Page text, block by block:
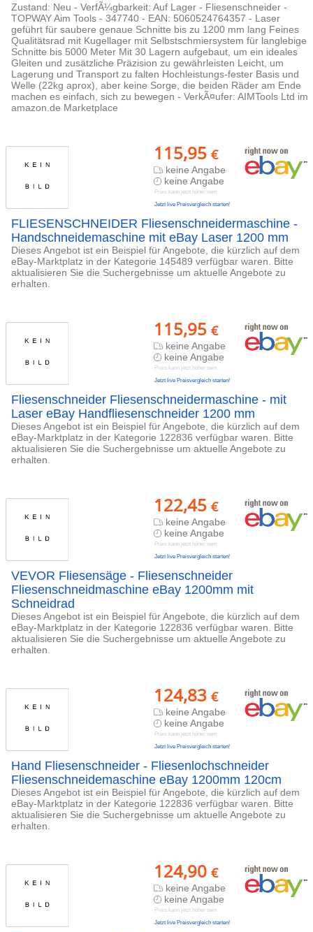
Zustand: Neu - VerfÃ¼gbarkeit: Auf Lager - Fliesenschneider -
TOPWAY Aim Tools - 347740 - EAN: 5060524764357 - Laser
geführt für saubere genaue Schnitte bis zu 1200 mm lang Feines
Qualitätsrad mit Kugellager mit Selbstschmiersystem für langlebige
Schnitte bis 5000 Meter Mit 30 Lagern aufgebaut, um ein ideales
Gleiten und zusätzliche Präzision zu gewährleisten Leicht, um
Lagerung und Transport zu falten Hochleistungs-fester Basis und
Welle (22kg aprox), aber keine Sorge, die beiden Räder am Ende
machen es einfach, sich zu bewegen - VerkÃ¤ufer: AIMTools Ltd im
amazon.de Marketplace
115,95 €
keine Angabe
keine Angabe
Preis kann jetzt höher sein
Jetzt live Preisvergleich starten!
FLIESENSCHNEIDER Fliesenschneidermaschine -
Handschneidemaschine mit eBay Laser 1200 mm
Dieses Angebot ist ein Beispiel für Angebote, die kürzlich auf dem
eBay-Marktplatz in der Kategorie 145489 verfügbar waren. Bitte
aktualisieren Sie die Suchergebnisse um aktuelle Angebote zu
erhalten.
115,95 €
keine Angabe
keine Angabe
Preis kann jetzt höher sein
Jetzt live Preisvergleich starten!
Fliesenschneider Fliesenschneidermaschine - mit
Laser eBay Handfliesenschneider 1200 mm
Dieses Angebot ist ein Beispiel für Angebote, die kürzlich auf dem
eBay-Marktplatz in der Kategorie 122836 verfügbar waren. Bitte
aktualisieren Sie die Suchergebnisse um aktuelle Angebote zu
erhalten.
122,45 €
keine Angabe
keine Angabe
Preis kann jetzt höher sein
Jetzt live Preisvergleich starten!
VEVOR Fliesensäge - Fliesenschneider
Fliesenschneidmaschine eBay 1200mm mit
Schneidrad
Dieses Angebot ist ein Beispiel für Angebote, die kürzlich auf dem
eBay-Marktplatz in der Kategorie 122836 verfügbar waren. Bitte
aktualisieren Sie die Suchergebnisse um aktuelle Angebote zu
erhalten.
124,83 €
keine Angabe
keine Angabe
Preis kann jetzt höher sein
Jetzt live Preisvergleich starten!
Hand Fliesenschneider - Fliesenlochschneider
Fliesenschneidemaschine eBay 1200mm 120cm
Dieses Angebot ist ein Beispiel für Angebote, die kürzlich auf dem
eBay-Marktplatz in der Kategorie 122836 verfügbar waren. Bitte
aktualisieren Sie die Suchergebnisse um aktuelle Angebote zu
erhalten.
124,90 €
keine Angabe
keine Angabe
Preis kann jetzt höher sein
Jetzt live Preisvergleich starten!